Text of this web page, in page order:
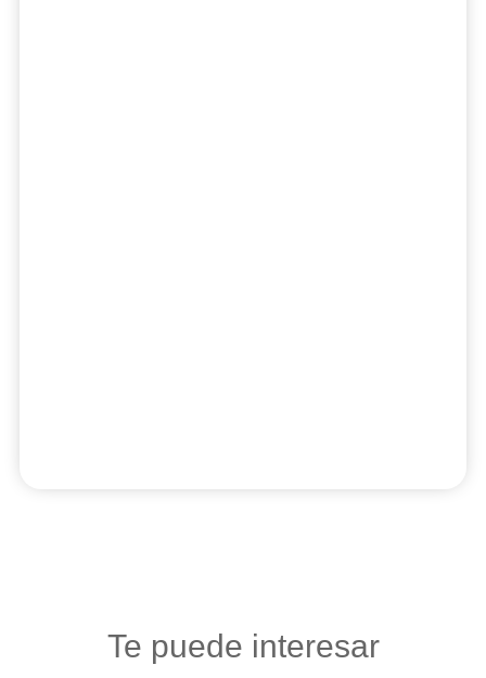
Te puede interesar